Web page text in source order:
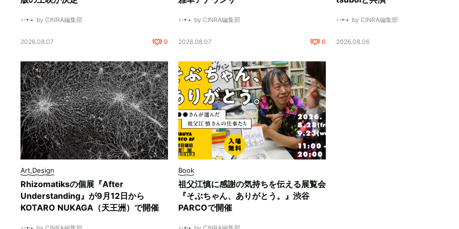
by CINRA編集部
2026.08.07 0
by CINRA編集部
2026.08.07 0
by CINRA編集部
2026.08.06
Art,Design
Rhizomatiksの個展『After
Understanding』が9月12日から
KOTARO NUKAGA（天王洲）で開催
Book
祖父江慎に感謝の気持ちを伝える展覧会
『そぶちゃん、ありがとう。』渋谷
PARCOで開催